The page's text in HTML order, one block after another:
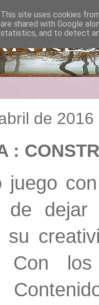
de 2016
:
juego
de
su
Con
This site uses cookies
are shared with Google
statistics, and to detect